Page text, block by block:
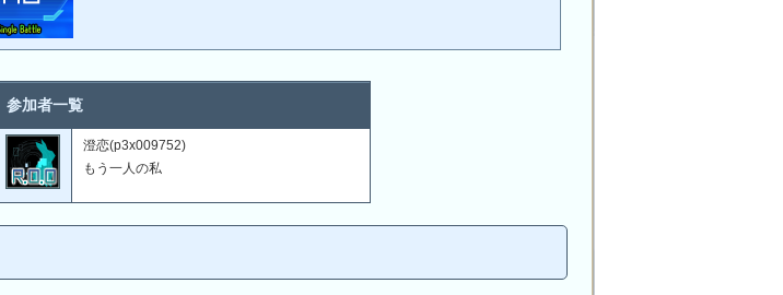
参加者一覧
澄恋(p3x009752)
もう一人の私